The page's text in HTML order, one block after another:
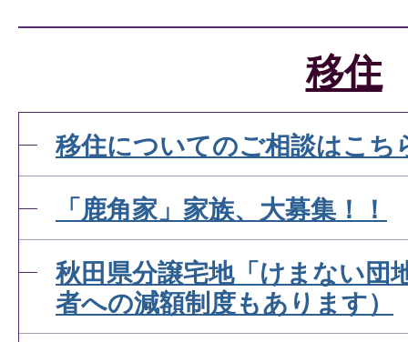
移住
移住についてのご相談はこち
「鹿角家」家族、大募集！！
秋田県分譲宅地「けまない団
者への減額制度もあります）